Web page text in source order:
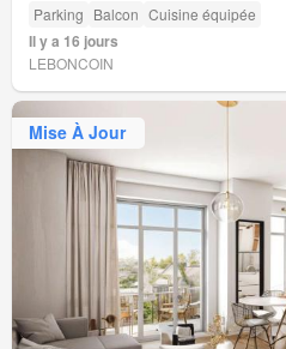
Parking Balcon Cuisine équipée
Il y a 16 jours
LEBONCOIN
Mise À Jour